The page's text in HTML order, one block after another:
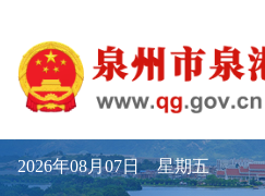
2026年08月07日 星期五